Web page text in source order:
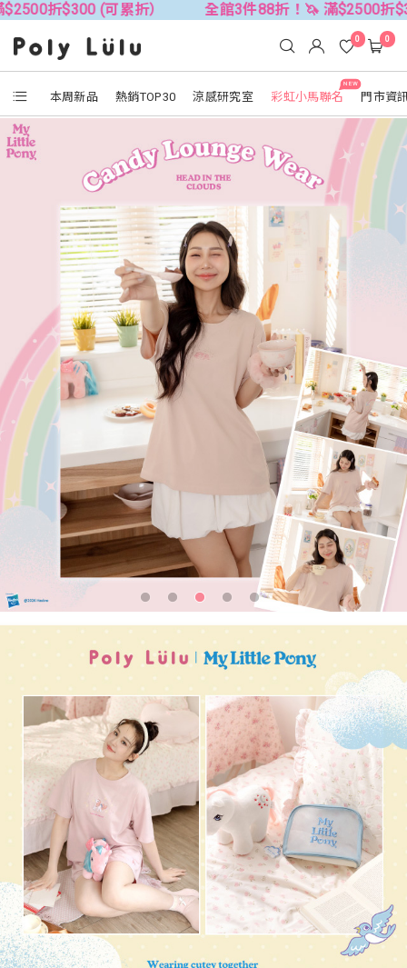
(可累折） 全館3件88折！🦄 滿$2500折$300 (可累
本周新品 熱銷TOP30 涼感研究室
NEW
彩虹小馬聯名 門市資
0 0